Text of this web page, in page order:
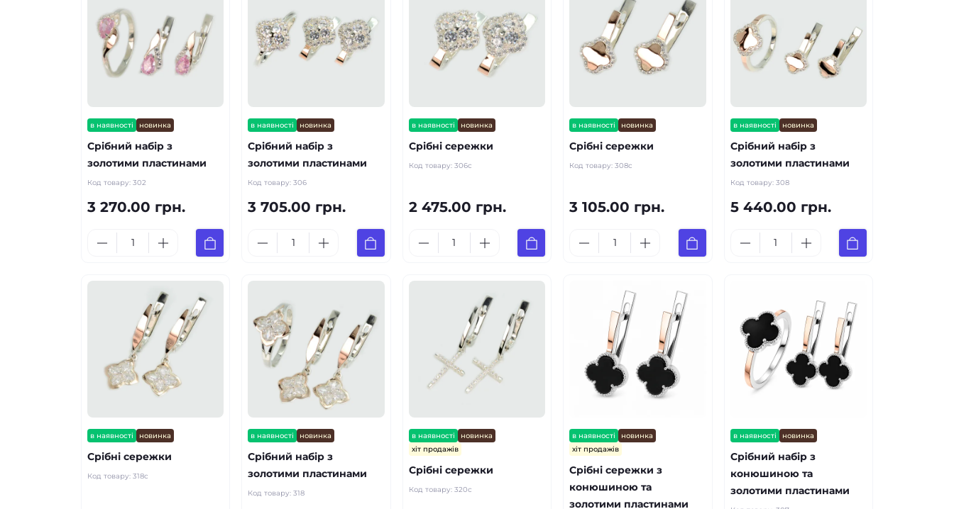
в наявності новинка
Срібний набір з
золотими пластинами
Код товару: 302
3 270.00 грн.
в наявності новинка
Срібний набір з
золотими пластинами
Код товару:306
3 705.00 грн.
в наявності новинка
Срібні сережки
Код товару: 306с
2 475.00 грн.
в наявності новинка
Срібні сережки
Код товару:308с
3 105.00 грн.
в наявності новинка
Срібний набір з
золотими пластинами
Код товару: 308
5 440.00 грн.
в наявності новинка
Срібні сережки
Код товару: 318с
в наявності новинка
Срібний набір з
золотими пластинами
Код товару:318
в наявності
новинка
хіт продажів
Срібні сережки
Код товару: 320с
в наявності
новинка
хіт продажів
Срібні сережки з
конюшиною та
золотими пластинами
в наявності новинка
Срібний набір з
конюшиною та
золотими пластинами